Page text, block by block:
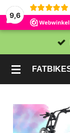
9,6